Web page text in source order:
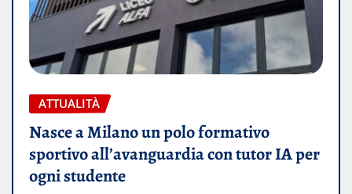
ATTUALITÀ
Nasce a Milano un polo formativo
sportivo all’avanguardia con tutor IA per
ogni studente